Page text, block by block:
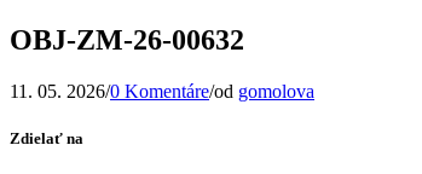
OBJ-ZM-26-00632
11. 05. 2026/0 Komentáre/od gomolova
Zdielať na